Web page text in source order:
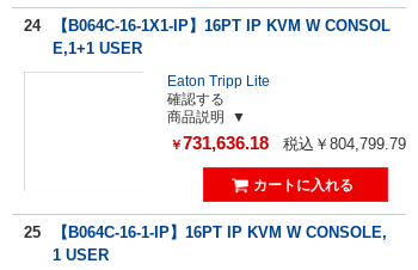
24
【B064C-16-1X1-IP】16PT IP KVM W CONSOL
E,1+1 USER
Eaton Tripp Lite
確認する
商品説明
￥731,636.18 税込￥804,799.79
25
【B064C-16-1-IP】16PT IP KVM W CONSOLE,
1 USER